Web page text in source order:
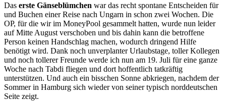
Das erste Gänseblümchen war das recht spontane Entscheiden für
und Buchen einer Reise nach Ungarn in schon zwei Wochen. Die
OP, für die wir im MoneyPool gesammelt hatten, wurde nun leider
auf Mitte August verschoben und bis dahin kann die betroffene
Person keinen Handschlag machen, wodurch dringend Hilfe
benötigt wird. Dank noch unverplanter Urlaubstage, toller Kollegen
und noch tollerer Freunde werde ich nun am 19. Juli für eine ganze
Woche nach Tabdi fliegen und dort hoffentlich tatkräftig
unterstützen. Und auch ein bisschen Sonne abkriegen, nachdem der
Sommer in Hamburg sich wieder von seiner typisch norddeutschen
Seite zeigt.